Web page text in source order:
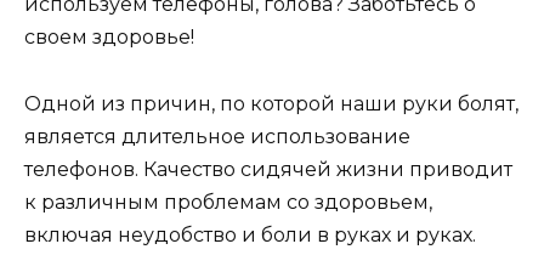
используем телефоны, голова? Заботьтесь о
своем здоровье!
Одной из причин, по которой наши руки болят,
является длительное использование
телефонов. Качество сидячей жизни приводит
к различным проблемам со здоровьем,
включая неудобство и боли в руках и руках.